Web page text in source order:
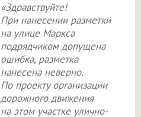
«Здравствуйте!
При нанесении разметки
на улице Маркса
подрядчиком допущена
ошибка, разметка
нанесена неверно.
По проекту организации
дорожного движения
на этом участке улично-